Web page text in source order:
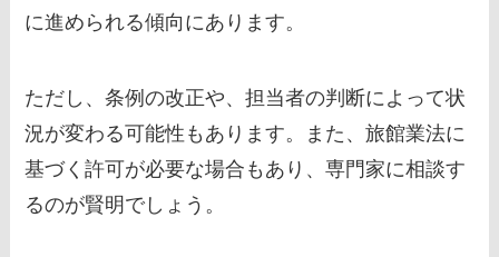
に進められる傾向にあります。
ただし、条例の改正や、担当者の判断によって状
況が変わる可能性もあります。また、旅館業法に
基づく許可が必要な場合もあり、専門家に相談す
るのが賢明でしょう。